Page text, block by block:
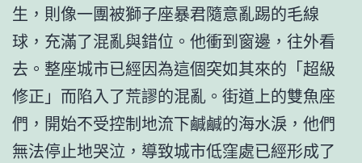
生，則像一團被獅子座暴君隨意亂踢的毛線
球，充滿了混亂與錯位。他衝到窗邊，往外看
去。整座城市已經因為這個突如其來的「超級
修正」而陷入了荒謬的混亂。街道上的雙魚座
們，開始不受控制地流下鹹鹹的海水淚，他們
無法停止地哭泣，導致城市低窪處已經形成了